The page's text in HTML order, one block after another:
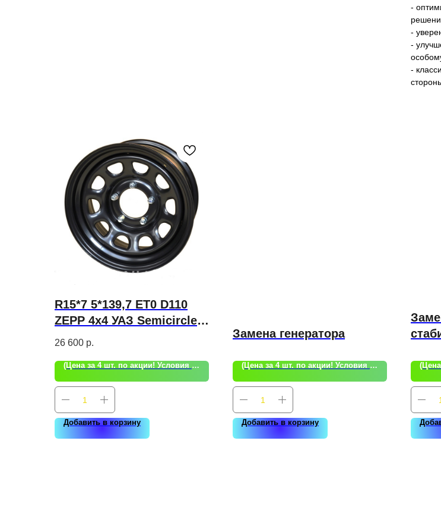
-
-
-
-
R15*7 5*139,7 ET0 D110
ZEPP 4x4 УАЗ Semicircle
Gloss Black (LTM)
26 600 р.
(Цена за 4 шт. по акции! Условия акции уточняйте!)
Добавить в корзину
Замена генератора
(Цена за 4 шт. по акции! Условия акции уточняйте!)
Добавить в корзину